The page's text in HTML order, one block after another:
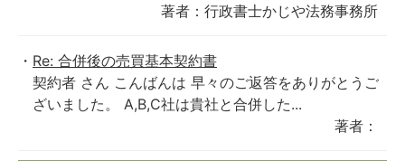
著者：行政書士かじや法務事務所
Re: 合併後の売買基本契約書
契約者 さん こんばんは 早々のご返答をありがとうご
ざいました。 A,B,C社は貴社と合併した...
著者：